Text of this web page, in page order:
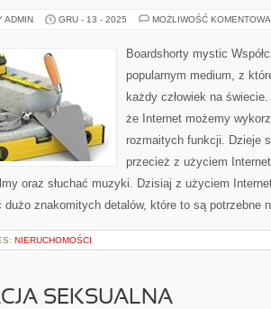
ADMIN GRU - 13 - 2025 MOŻLIWOŚĆ
Boardshorty mystic
popularnym medium, z
każdy człowiek na
że Internet możemy
rozmaitych funkcji. Dzieje
przecież z użyciem
oraz słuchać muzyki. Dzisiaj z użyciem
dużo znakomitych detalów, które to są
NIERUCHOMOŚCI
SEKSUALNA